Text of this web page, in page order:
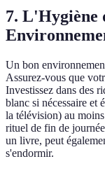
7. L'Hygiène
Un bon
Assurez-vous que
Investissez dans des
blanc si nécessaire et
la télévision) au
rituel de fin de
un livre, peut
s'endormir.